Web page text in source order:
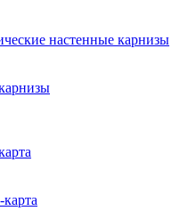
настенные карнизы